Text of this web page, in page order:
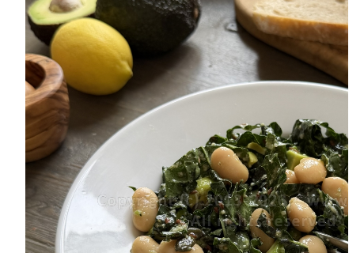
Салат из кейл с
семенами и
фасолью
(веганский)